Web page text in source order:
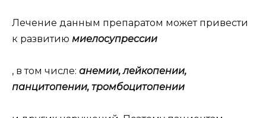
Лечение данным препаратом может привести
к развитию миелосупрессии
, в том числе: анемии, лейкопении,
панцитопении, тромбоцитопении